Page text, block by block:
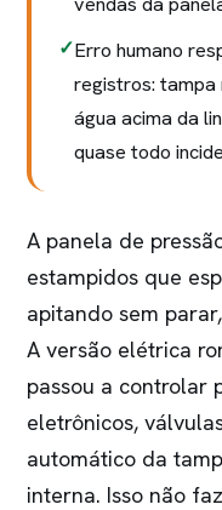
Erro humano
registros:
água acima da
quase todo
A panela de
estampidos que
apitando sem
A versão elétrica
passou a controlar
eletrônicos,
automático da
interna. Isso não